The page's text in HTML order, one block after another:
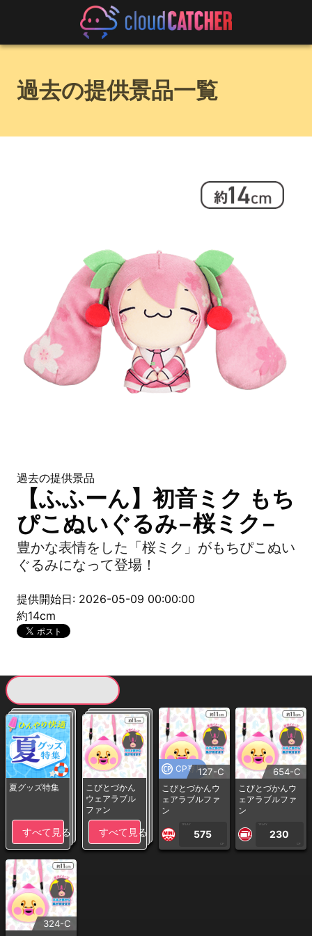
過去の提供景品一覧
過去の提供景品
【ふふーん】初音ミク もち
ぴこぬいぐるみ−桜ミク−
豊かな表情をした「桜ミク」がもちぴこぬい
ぐるみになって登場！
提供開始日: 2026-05-09 00:00:00
約14cm
夏グッズ特集
すべて見る
こびとづかん
ウェアラブル
ファン
すべて見る
CP専用127-C
こびとづかんウ
ェアラブルファ
ン
1PLAY
575
CP
654-C
こびとづかんウ
ェアラブルファ
ン
1PLAY
230
CP
324-C